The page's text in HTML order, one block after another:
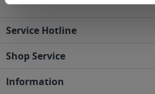
Service Hotline
Shop Service
Information